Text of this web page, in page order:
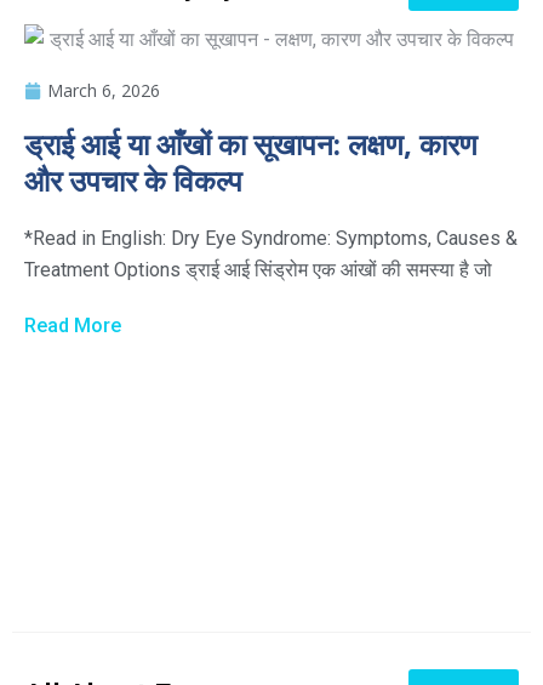
March 6, 2026
ड्राई आई या आँखों का सूखापन: लक्षण, कारण
और उपचार के विकल्प
*Read in English: Dry Eye Syndrome: Symptoms, Causes &
Treatment Options ड्राई आई सिंड्रोम एक आंखों की समस्या है जो
Read More